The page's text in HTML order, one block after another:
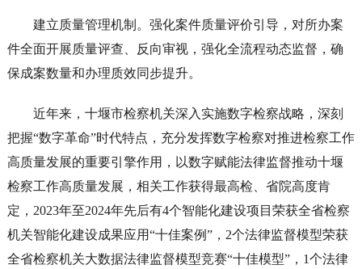
建立质量管理机制。强化案件质量评价引导，对所办案
件全面开展质量评查、反向审视，强化全流程动态监督，确
保成案数量和办理质效同步提升。
近年来，十堰市检察机关深入实施数字检察战略，深刻
把握“数字革命”时代特点，充分发挥数字检察对推进检察工作
高质量发展的重要引擎作用，以数字赋能法律监督推动十堰
检察工作高质量发展，相关工作获得最高检、省院高度肯
定，2023年至2024年先后有4个智能化建设项目荣获全省检察
机关智能化建设成果应用“十佳案例”，2个法律监督模型荣获
全省检察机关大数据法律监督模型竞赛“十佳模型”，1个法律